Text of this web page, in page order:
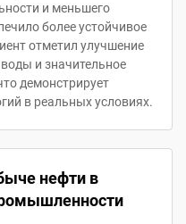
и меньшего
более устойчивое
отметил улучшение
и значительное
демонстрирует
в реальных условиях.
нефти в